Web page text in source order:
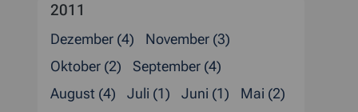
2011
Dezember (4)
November (3)
Oktober (2)
September (4)
August (4)
Juli (1) Juni (1)
Mai (2)